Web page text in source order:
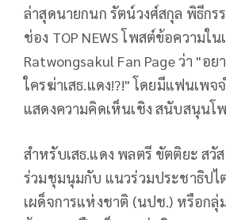
ล่าสุดนายกนก รัตน์วงศ์สกุล พิธีกร
ช่อง TOP NEWS โพสต์ข้อความใ
Ratwongsakul Fan Page ว่า "อ
ใครฆ่าเสธ.แดง!?!" โดยมีแฟนเพจ
แสดงความคิดเห็นเชิง สนับสนุนโ
สำหรับเสธ.แดง พลตรี ขัตติยะ ส
ร่วมชุมนุมกับ แนวร่วมประชาธิปไ
เผด็จการแห่งชาติ (นปช.)​ หรือกลุ่